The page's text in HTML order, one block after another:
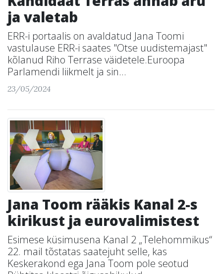
ja valetab
ERR-i portaalis on avaldatud Jana Toomi
vastulause ERR-i saates "Otse uudistemajast"
kõlanud Riho Terrase väidetele.Euroopa
Parlamendi liikmelt ja sin...
23/05/2024
Jana Toom rääkis Kanal 2-s
kirikust ja eurovalimistest
Esimese küsimusena Kanal 2 „Telehommikus“
22. mail tõstatas saatejuht selle, kas
Keskerakond ega Jana Toom pole seotud